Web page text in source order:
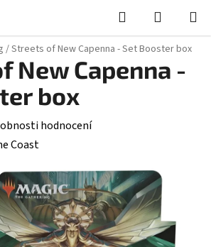
Hledat
KOŠÍK
/Streets of New Capenna - Set Booster box
New Capenna -
box
hodnocení
Coast